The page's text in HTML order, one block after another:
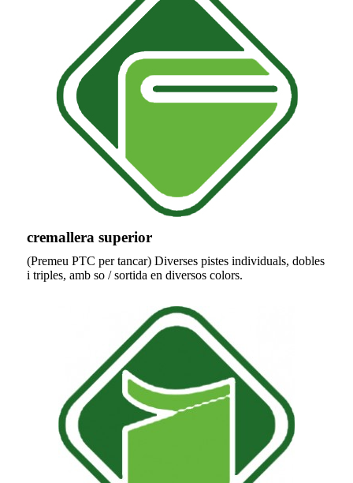
cremallera superior
(Premeu PTC per tancar) Diverses pistes individuals, dobles
i triples, amb so / sortida en diversos colors.